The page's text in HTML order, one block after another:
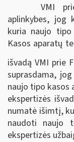
VMI
aplinkybes, jog
kuria naujo
Kasos aparatų
išvadą VMI prie
suprasdama,
naujo tipo kasos
ekspertizės
numatė išimtį,
naudoti naujo
ekspertizės